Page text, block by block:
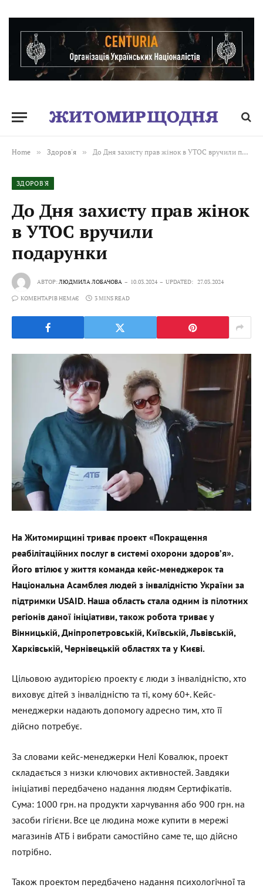
Home » Здоров'я » До Дня захисту прав жінок в УТОС вручили подарунки
ЗДОРОВ'Я
До Дня захисту прав жінок
в УТОС вручили
подарунки
АВТОР:ЛЮДМИЛА ЛОБАЧОВА 10.03.2024 UPDATED: 27.03.2024
КОМЕНТАРІВ НЕМАЄ 3 MINS READ
На Житомирщині триває проект «Покращення
реабілітаційних послуг в системі охорони здоров’я».
Його втілює у життя команда кейс-менеджерок та
Національна Асамблея людей з інвалідністю України за
підтримки USAID. Наша область стала одним із пілотних
регіонів даної ініціативи, також робота триває у
Вінницькій, Дніпропетровській, Київській, Львівській,
Харківській, Чернівецькій областях та у Києві.
Цільовою аудиторією проекту є люди з інвалідністю, хто
виховує дітей з інвалідністю та ті, кому 60+. Кейс-
менеджерки надають допомогу адресно тим, хто її
дійсно потребує.
За словами кейс-менеджерки Нелі Ковалюк, проект
складається з низки ключових активностей. Завдяки
ініціативі передбачено надання людям Сертифікатів.
Сума: 1000 грн. на продукти харчування або 900 грн. на
засоби гігієни. Все це людина може купити в мережі
магазинів АТБ і вибрати самостійно саме те, що дійсно
потрібно.
Також проектом передбачено надання психологічної та